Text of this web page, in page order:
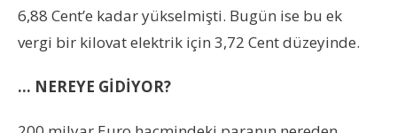
6,88 Cent’e kadar yükselmişti. Bugün ise bu ek
vergi bir kilovat elektrik için 3,72 Cent düzeyinde.
… NEREYE GİDİYOR?